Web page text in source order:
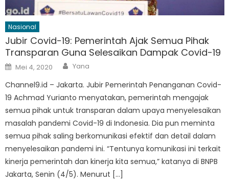
Nasional
Jubir Covid-19: Pemerintah Ajak Semua Pihak
Transparan Guna Selesaikan Dampak Covid-19
Posted
on
Mei 4, 2020 Author
Yana
Channel9.id – Jakarta. Jubir Pemerintah Penanganan Covid-
19 Achmad Yurianto menyatakan, pemerintah mengajak
semua pihak untuk transparan dalam upaya menyelesaikan
masalah pandemi Covid-19 di Indonesia. Dia pun meminta
semua pihak saling berkomunikasi efektif dan detail dalam
menyelesaikan pandemi ini. “Tentunya komunikasi ini terkait
kinerja pemerintah dan kinerja kita semua,” katanya di BNPB
Jakarta, Senin (4/5). Menurut […]